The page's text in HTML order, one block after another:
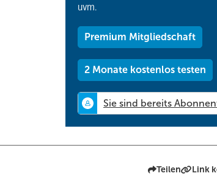
uvm.
Premium Mitgliedschaft
2 Monate kostenlos testen
Teilen Link